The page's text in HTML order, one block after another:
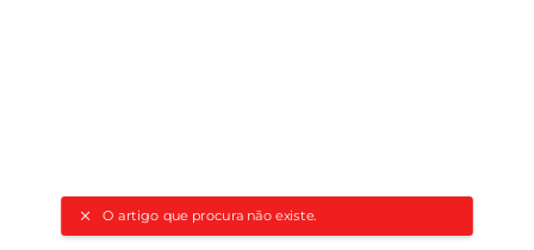
O artigo que procura não existe.